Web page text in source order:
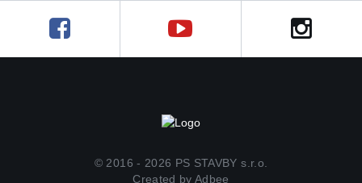
© 2016 - 2026 PS STAVBY s.r.o.
Created byAdbee